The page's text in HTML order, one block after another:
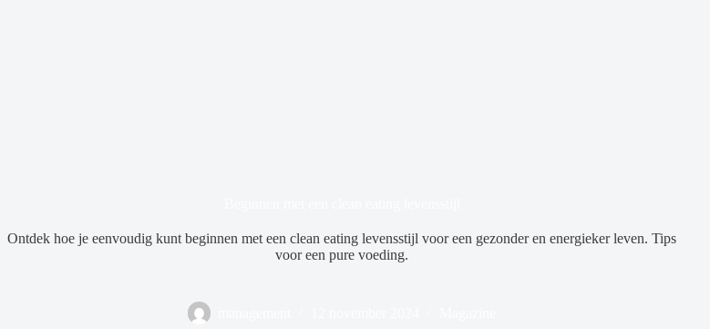
Ontdek hoe je eenvoudig kunt beginnen met een clean eating levensstijl voor een gezonder en energieker leven. Tips
voor een pure voeding.